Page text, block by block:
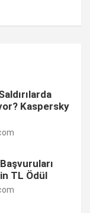
Kaspersky
TL Ödül